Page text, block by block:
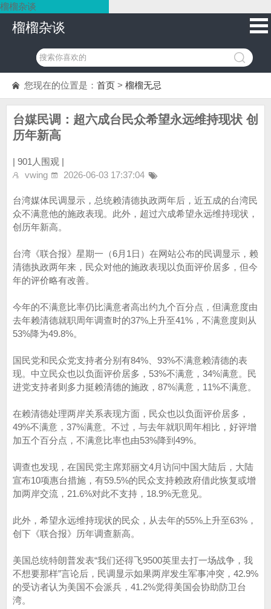
榴榴杂谈
榴榴杂谈
您现在的位置是： 首页 > 榴榴无忌
台媒民调：超六成台民众希望永远维持现状 创
历年新高
| 901人围观 |
vwing
2026-06-03 17:37:04
台湾媒体民调显示，总统赖清德执政两年后，近五成的台湾民
众不满意他的施政表现。此外，超过六成希望永远维持现状，
创历年新高。
台湾《联合报》星期一（6月1日）在网站公布的民调显示，赖
清德执政两年来，民众对他的施政表现以负面评价居多，但今
年的评价略有改善。
今年的不满意比率仍比满意者高出约九个百分点，但满意度由
去年赖清德就职周年调查时的37%上升至41%，不满意度则从
53%降为49.8%。
国民党和民众党支持者分别有84%、93%不满意赖清德的表
现。中立民众也以负面评价居多，53%不满意，34%满意。民
进党支持者则多力挺赖清德的施政，87%满意，11%不满意。
在赖清德处理两岸关系表现方面，民众也以负面评价居多，
49%不满意，37%满意。不过，与去年就职周年相比，好评增
加五个百分点，不满意比率也由53%降到49%。
调查也发现，在国民党主席郑丽文4月访问中国大陆后，大陆
宣布10项惠台措施，有59.5%的民众支持赖政府借此恢复或增
加两岸交流，21.6%对此不支持，18.9%无意见。
此外，希望永远维持现状的民众，从去年的55%上升至63%，
创下《联合报》历年调查新高。
美国总统特朗普发表“我们还得飞9500英里去打一场战争，我
不想要那样”言论后，民调显示如果两岸发生军事冲突，42.9%
的受访者认为美国不会派兵，41.2%觉得美国会协助防卫台
湾。